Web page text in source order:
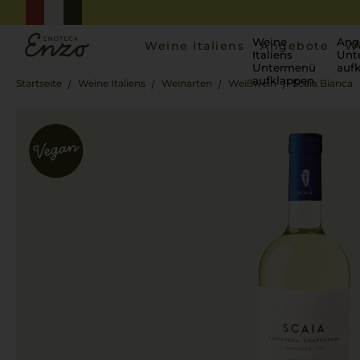
Weine Italiens
Weine
Italiens
Untermenü
aufklappen
Angebote
Startseite Weine Italiens Weinarten Weißwein Scaia Bianca